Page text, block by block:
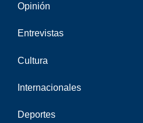
Opinión
Entrevistas
Cultura
Internacionales
Deportes